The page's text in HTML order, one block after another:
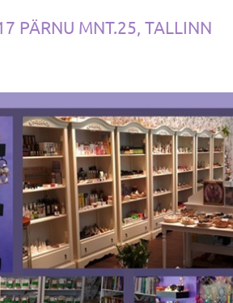
PÄRNU MNT.25, TALLINN